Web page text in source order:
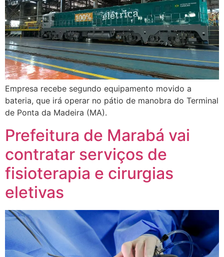
Empresa recebe segundo equipamento movido a
bateria, que irá operar no pátio de manobra do Terminal
de Ponta da Madeira (MA).
Prefeitura de Marabá vai
contratar serviços de
fisioterapia e cirurgias
eletivas